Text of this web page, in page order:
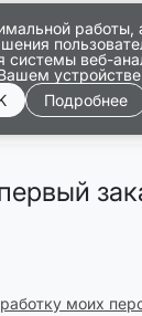
работы,
системы веб-
Подробнее
моих